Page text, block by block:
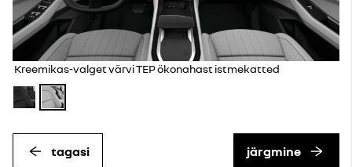
Kreemikas-valget värvi TEP ökonahast istmekatted
tagasi järgmine